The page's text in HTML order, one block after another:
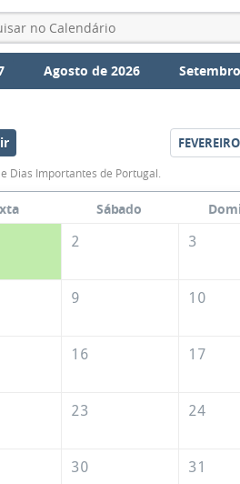
Agosto de 2026
FEVEREIRO
Dias Importantes de Portugal.
Sábado
2 3
9 10
16 17
23 24
30 31